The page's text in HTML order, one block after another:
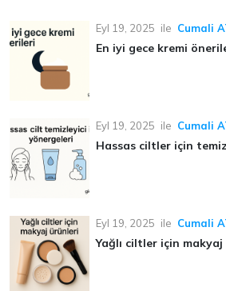
Eyl 19, 2025 ile Cumali
En iyi gece kremi
Eyl 19, 2025 ile Cumali
Hassas ciltler için
Eyl 19, 2025 ile Cumali
Yağlı ciltler için